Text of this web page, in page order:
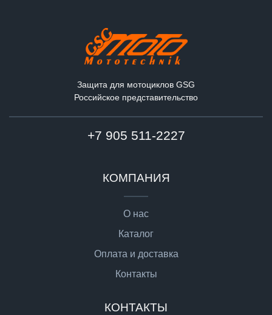
Защита для мотоциклов GSG
Российское представительство
+7 905 511-2227
КОМПАНИЯ
О нас
Каталог
Оплата и доставка
Контакты
КОНТАКТЫ